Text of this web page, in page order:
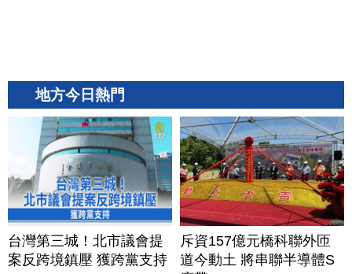
地方今日熱門
台灣第三城！北市議會提
案反跨境鎮壓 獲跨黨支持
斥資157億元橋科聯外匝
道今動土 將串聯半導體S